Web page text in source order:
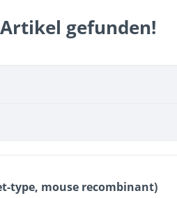
Artikel gefunden!
type, mouse recombinant)